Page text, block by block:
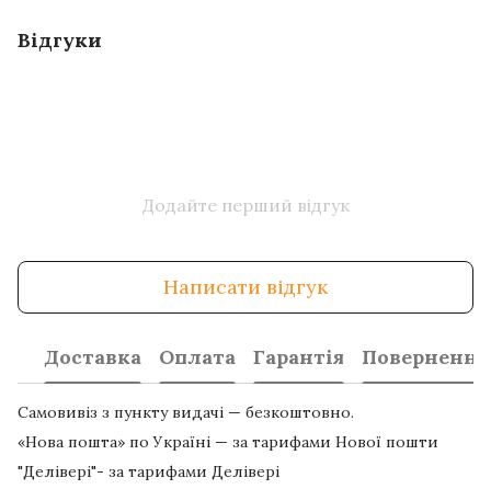
Відгуки
Додайте перший відгук
Написати відгук
Доставка Оплата Гарантія Повернення
Самовивіз з пункту видачі — безкоштовно.
«Нова пошта» по Україні — за тарифами Нової пошти
"Делівері"- за тарифами Делівері